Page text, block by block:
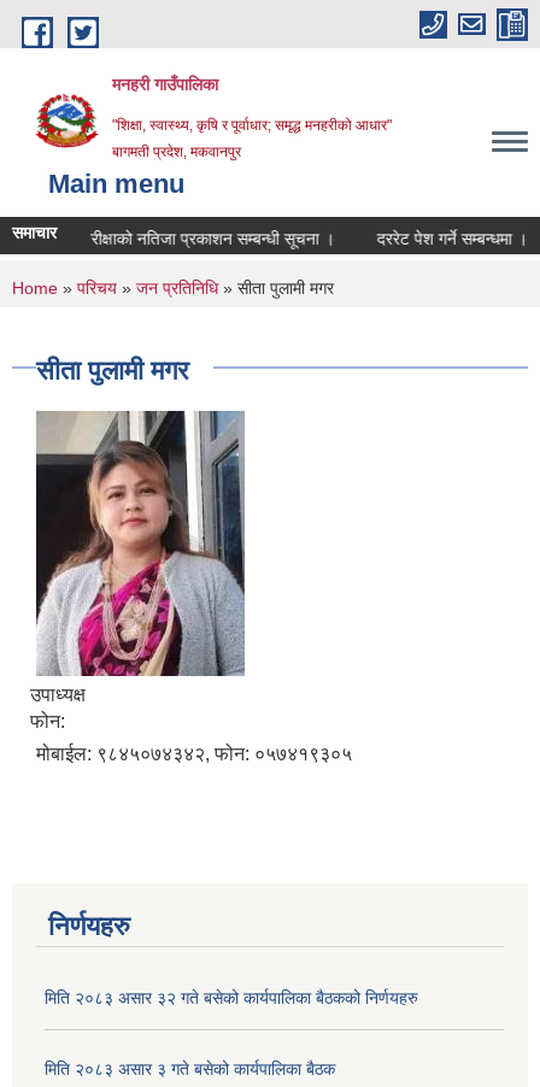
Skip to main content
मनहरी गाउँपालिका
"शिक्षा, स्वास्थ्य, कृषि र पूर्वाधार; समृद्ध मनहरीको आधार"
बागमती प्रदेश, मकवानपुर
Main menu
समाचारपरीक्षाको नतिजा प्रकाशन सम्बन्धी सूचना । दररेट पेश गर्ने सम्बन्धमा ।
You are here
Home » परिचय » जन प्रतिनिधि» सीता पुलामी मगर
सीता पुलामी मगर
उपाध्यक्ष
फोन:
मोबाईल: ९८४५०७४३४२, फोन: ०५७४१९३०५
निर्णयहरु
मिति २०८३ असार ३२ गते बसेको कार्यपालिका बैठकको निर्णयहरु
मिति २०८३ असार ३ गते बसेको कार्यपालिका बैठक